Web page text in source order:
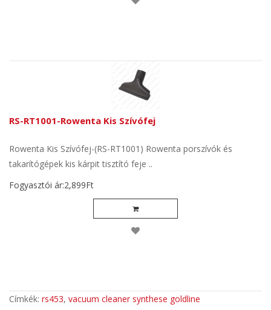
RS-RT1001-Rowenta Kis Szívófej
Rowenta Kis Szívófej-(RS-RT1001) Rowenta porszívók és
takarítógépek kis kárpit tisztító feje ..
Fogyasztói ár:2,899Ft
Címkék: rs453, vacuum cleaner synthese goldline